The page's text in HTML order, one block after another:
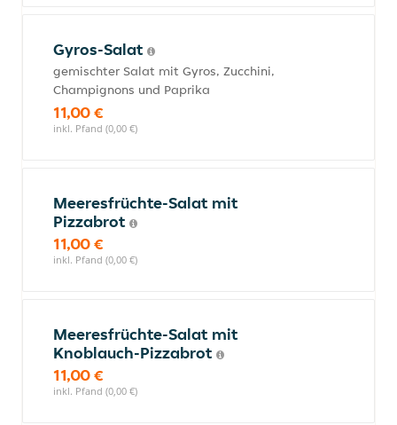
Gyros-Salat
gemischter Salat mit Gyros, Zucchini,
Champignons und Paprika
11,00 €
inkl. Pfand (0,00 €)
Meeresfrüchte-Salat mit
Pizzabrot
11,00 €
inkl. Pfand (0,00 €)
Meeresfrüchte-Salat mit
Knoblauch-Pizzabrot
11,00 €
inkl. Pfand (0,00 €)